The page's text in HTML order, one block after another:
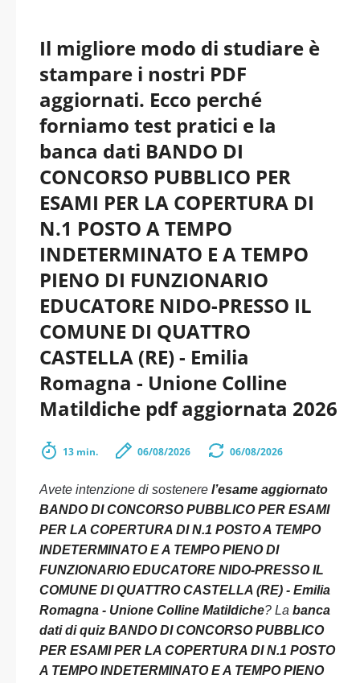
Il migliore modo di studiare è
stampare i nostri PDF
aggiornati. Ecco perché
forniamo test pratici e la
banca dati BANDO DI
CONCORSO PUBBLICO PER
ESAMI PER LA COPERTURA DI
N.1 POSTO A TEMPO
INDETERMINATO E A TEMPO
PIENO DI FUNZIONARIO
EDUCATORE NIDO-PRESSO IL
COMUNE DI QUATTRO
CASTELLA (RE) - Emilia
Romagna - Unione Colline
Matildiche pdf aggiornata 2026
13 min. 06/08/2026 06/08/2026
Avete intenzione di sostenere l’esame aggiornato
BANDO DI CONCORSO PUBBLICO PER ESAMI
PER LA COPERTURA DI N.1 POSTO A TEMPO
INDETERMINATO E A TEMPO PIENO DI
FUNZIONARIO EDUCATORE NIDO-PRESSO IL
COMUNE DI QUATTRO CASTELLA (RE) - Emilia
Romagna - Unione Colline Matildiche? La banca
dati di quiz BANDO DI CONCORSO PUBBLICO
PER ESAMI PER LA COPERTURA DI N.1 POSTO
A TEMPO INDETERMINATO E A TEMPO PIENO